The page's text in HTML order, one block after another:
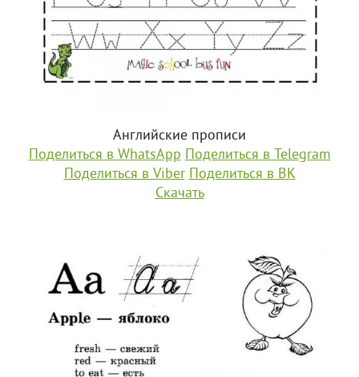
Английские прописи
Поделиться в WhatsApp Поделиться в Telegram
Поделиться в Viber Поделиться в ВК
Скачать